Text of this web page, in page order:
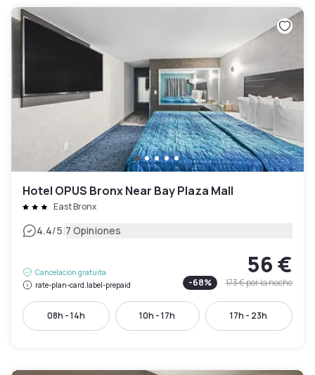
Hotel OPUS Bronx Near Bay Plaza Mall
East Bronx
4.4/5|7 Opiniones
Cancelación gratuita
rate-plan-card.label-prepaid
56 €
-68% 173 €por la noche
08h - 14h 10h - 17h 17h - 23h